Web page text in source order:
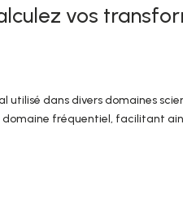
vos
dans divers domaines
domaine fréquentiel, facilitant